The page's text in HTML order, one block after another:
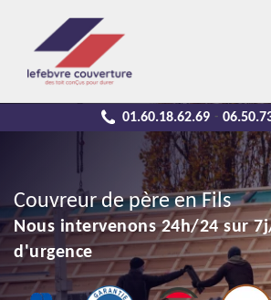
01.60.18.62.69 -
Couvreur de père en Fils
Nous intervenons 24h/24 sur
d'urgence